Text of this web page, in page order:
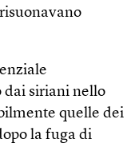
dai siriani nello
quelle dei
la fuga di